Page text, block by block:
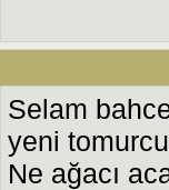
Selam
yeni
Ne ağacı